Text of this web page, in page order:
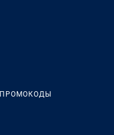
ПРОМОКОДЫ